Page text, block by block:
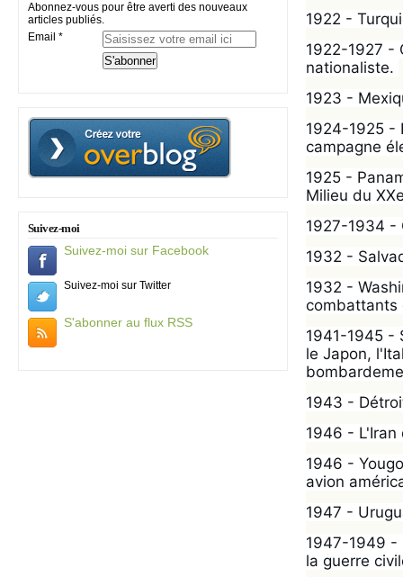
Abonnez-vous pour être averti des nouveaux
articles publiés.
Email
Suivez-moi
Suivez-moi sur Facebook
Suivez-moi sur Twitter
S'abonner au flux RSS
1922 -
1922-1927 -
nationaliste.
1923 -
1924-1925 -
campagne
1925 -
Milieu du
1927-1934 -
1932 -
1932 -
combattants
1941-1945 -
le Japon,
1943 -
1946 - L'Iran
1946 -
avion
1947 -
1947-1949 -
la guerre